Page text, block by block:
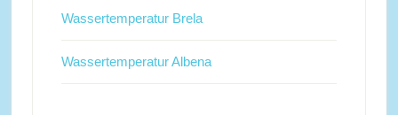
Wassertemperatur Brela
Wassertemperatur Albena